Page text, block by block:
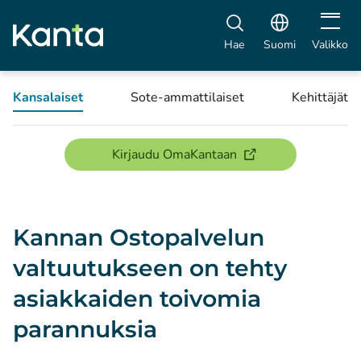
Hae Suomi Avaa
Valikko
Kansalaiset Sote-ammattilaiset Kehittäjät
Kirjaudu OmaKantaan(avautuu uuteen
Kannan Ostopalvelun
valtuutukseen on tehty
asiakkaiden toivomia
parannuksia